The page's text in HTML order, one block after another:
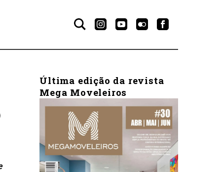
Última edição da revista
Mega Moveleiros